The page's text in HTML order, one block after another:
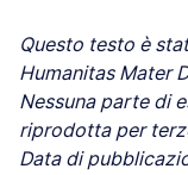
Questo testo è
Humanitas Mater
Nessuna parte di
riprodotta per
Data di